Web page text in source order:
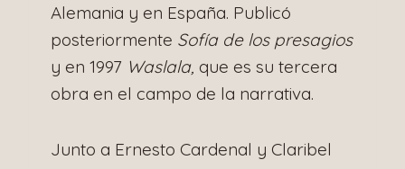
Alemania y en España. Publicó
posteriormente Sofía de los presagios
y en 1997 Waslala, que es su tercera
obra en el campo de la narrativa.
Junto a Ernesto Cardenal y Claribel